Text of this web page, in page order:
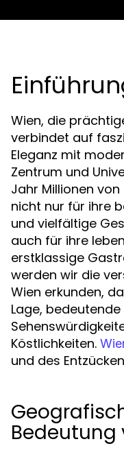
Wien, die
verbindet auf
Eleganz mit
Zentrum und
Jahr Millionen
nicht nur für ihre
und vielfältige
auch für ihre
erstklassige
werden wir die
Wien erkunden,
Lage, bedeutende
Köstlichkeiten.
und des
Bedeutung